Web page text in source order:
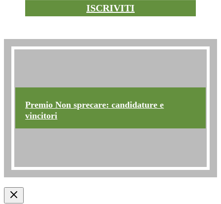
ISCRIVITI
Premio Non sprecare: candidature e
vincitori